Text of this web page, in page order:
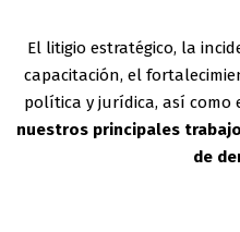
El litigio estratégico, la
capacitación, el
política y jurídica, así como
nuestros principales
de